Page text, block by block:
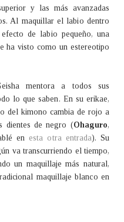
y las más avanzadas
Al maquillar el labio dentro
de labio pequeño, una
ha visto como un estereotipo
mentora a todos sus
lo que saben. En su erikae,
del kimono cambia de rojo a
dientes de negro (Ohaguro,
en esta otra entrada). Su
va transcurriendo el tiempo,
un maquillaje más natural,
maquillaje blanco en